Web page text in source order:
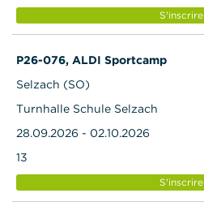
S'inscrire
P26-076, ALDI Sportcamp
Selzach (SO)
Turnhalle Schule Selzach
28.09.2026 - 02.10.2026
13
S'inscrire